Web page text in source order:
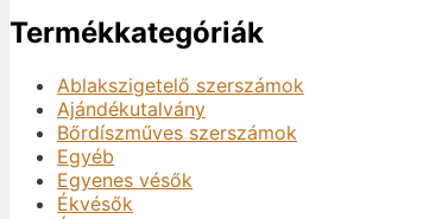
Termékkategóriák
Ablakszigetelő szerszámok
Ajándékutalvány
Bőrdíszműves szerszámok
Egyéb
Egyenes vésők
Ékvésők